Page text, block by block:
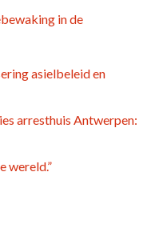
in de
asielbeleid en
arresthuis Antwerpen:
wereld.”